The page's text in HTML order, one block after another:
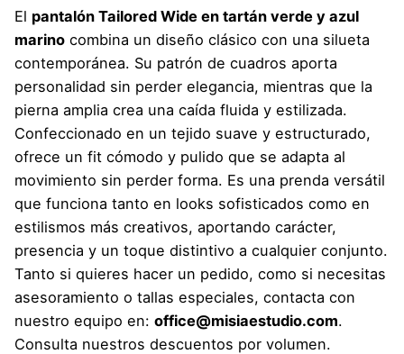
El pantalón Tailored Wide en tartán verde y azul
marino combina un diseño clásico con una silueta
contemporánea. Su patrón de cuadros aporta
personalidad sin perder elegancia, mientras que la
pierna amplia crea una caída fluida y estilizada.
Confeccionado en un tejido suave y estructurado,
ofrece un fit cómodo y pulido que se adapta al
movimiento sin perder forma. Es una prenda versátil
que funciona tanto en looks sofisticados como en
estilismos más creativos, aportando carácter,
presencia y un toque distintivo a cualquier conjunto.
Tanto si quieres hacer un pedido, como si necesitas
asesoramiento o tallas especiales, contacta con
nuestro equipo en: office@misiaestudio.com.
Consulta nuestros descuentos por volumen.